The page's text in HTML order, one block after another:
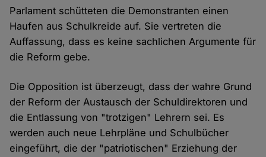
Parlament schütteten die Demonstranten einen
Haufen aus Schulkreide auf. Sie vertreten die
Auffassung, dass es keine sachlichen Argumente für
die Reform gebe.
Die Opposition ist überzeugt, dass der wahre Grund
der Reform der Austausch der Schuldirektoren und
die Entlassung von "trotzigen" Lehrern sei. Es
werden auch neue Lehrpläne und Schulbücher
eingeführt, die der "patriotischen" Erziehung der